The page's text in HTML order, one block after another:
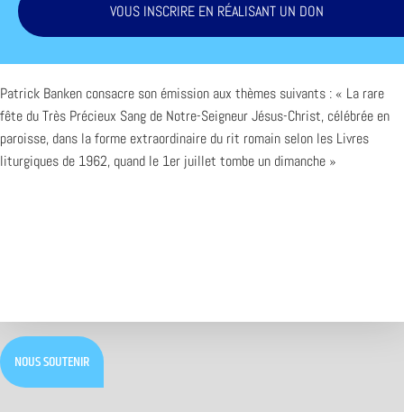
VOUS INSCRIRE EN RÉALISANT UN DON
Patrick Banken consacre son émission aux thèmes suivants : « La rare
fête du Très Précieux Sang de Notre-Seigneur Jésus-Christ, célébrée en
paroisse, dans la forme extraordinaire du rit romain selon les Livres
liturgiques de 1962, quand le 1er juillet tombe un dimanche »
NOUS SOUTENIR